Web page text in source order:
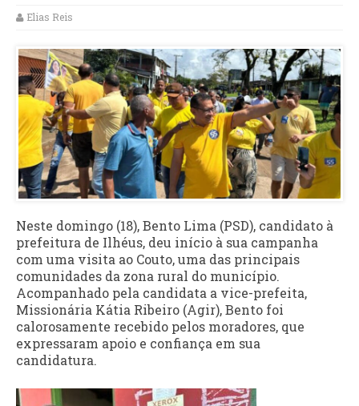
Elias Reis
Neste domingo (18), Bento Lima (PSD), candidato à
prefeitura de Ilhéus, deu início à sua campanha
com uma visita ao Couto, uma das principais
comunidades da zona rural do município.
Acompanhado pela candidata a vice-prefeita,
Missionária Kátia Ribeiro (Agir), Bento foi
calorosamente recebido pelos moradores, que
expressaram apoio e confiança em sua
candidatura.